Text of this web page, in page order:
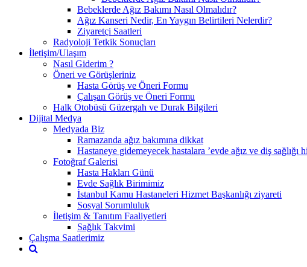
Bebeklerde Ağız Bakımı Nasıl Olmalıdır?
Ağız Kanseri Nedir, En Yaygın Belirtileri Nelerdir?
Ziyaretçi Saatleri
Radyoloji Tetkik Sonuçları
İletişim/Ulaşım
Nasıl Giderim ?
Öneri ve Görüşleriniz
Hasta Görüş ve Öneri Formu
Çalışan Görüş ve Öneri Formu
Halk Otobüsü Güzergah ve Durak Bilgileri
Dijital Medya
Medyada Biz
Ramazanda ağız bakımına dikkat
Hastaneye gidemeyecek hastalara ’evde ağız ve diş sağlığı
Fotoğraf Galerisi
Hasta Hakları Günü
Evde Sağlık Birimimiz
İstanbul Kamu Hastaneleri Hizmet Başkanlığı ziyareti
Sosyal Sorumluluk
İletişim & Tanıtım Faaliyetleri
Sağlık Takvimi
Çalışma Saatlerimiz